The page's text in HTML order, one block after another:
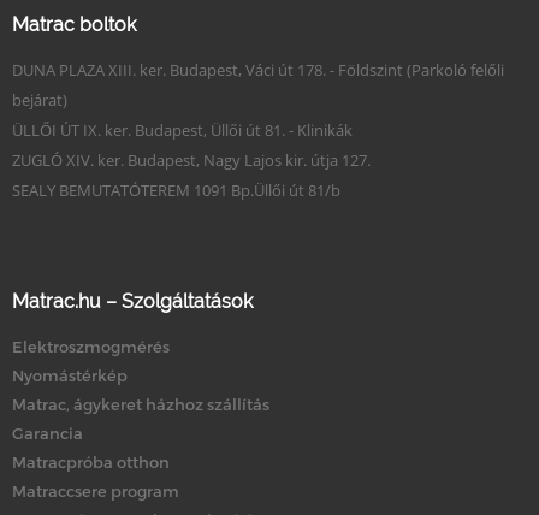
Matrac boltok
DUNA PLAZA XIII. ker. Budapest, Váci út 178. - Földszint (Parkoló felőli
bejárat)
ÜLLŐI ÚT IX. ker. Budapest, Üllői út 81. - Klinikák
ZUGLÓ XIV. ker. Budapest, Nagy Lajos kir. útja 127.
SEALY BEMUTATÓTEREM 1091 Bp.Üllői út 81/b
Matrac.hu – Szolgáltatások
Elektroszmogmérés
Nyomástérkép
Matrac, ágykeret házhoz szállítás
Garancia
Matracpróba otthon
Matraccsere program